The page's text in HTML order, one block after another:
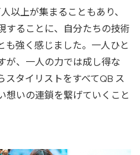
以上が集まることもあり、
することに、自分たちの技術
も強く感じました。一人ひと
が、一人の力では成し得な
スタイリストをすべてQB ス
想いの連鎖を繋げていくこと